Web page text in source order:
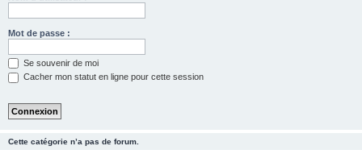
Mot de passe :
Se souvenir de moi
Cacher mon statut en ligne pour cette session
Cette catégorie n’a pas de forum.